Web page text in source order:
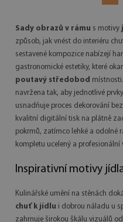
Sady obrazů v rámu s motivy
způsob, jak vnést do interiéru
sestavené kompozice nabízejí
gastronomické estetiky, které
poutavý středobod
navržena tak, aby jednotlivé
usnadňuje proces dekorování
kvalitní digitální tisk na plátně
pokrmů, zatímco lehké a odolné
kompletu ucelený a profesionální
Inspirativní motivy
Kulinářské umění na stěnách
chuť k jídlu i dobrou náladu u
zahrnuje širokou škálu vizuálů